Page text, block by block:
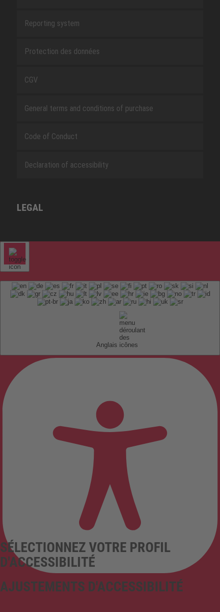
Reporting system
Protection des données
CGV
General terms and conditions of purchase
Code of Conduct
Declaration of accessibility
LEGAL
Anglais
AJUSTEMENTS D'ACCESSIBILITÉ
SÉLECTIONNEZ VOTRE PROFIL
D'ACCESSIBILITÉ